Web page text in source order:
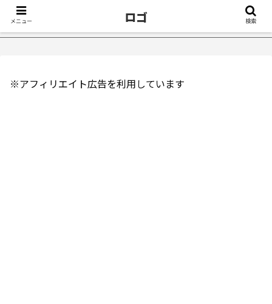
ったきっかけ５選｜不眠症体験談 【18万再生】YouTube
※アフィリエイト広告を利用しています
メニュー ロゴ 検索